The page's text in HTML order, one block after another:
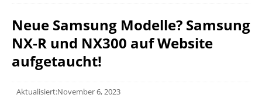
Neue Samsung Modelle? Samsung
NX-R und NX300 auf Website
aufgetaucht!
Aktualisiert:November 6, 2023